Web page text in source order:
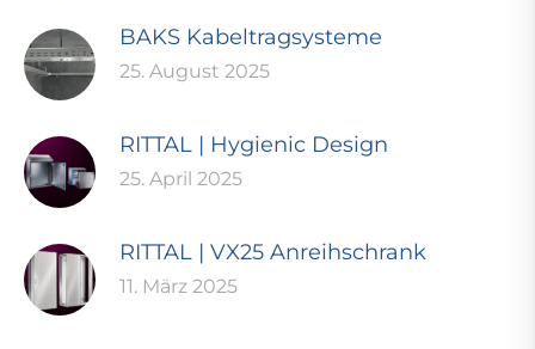
BAKS Kabeltragsysteme
25. August 2025
RITTAL | Hygienic Design
25. April 2025
RITTAL | VX25 Anreihschrank
11. März 2025